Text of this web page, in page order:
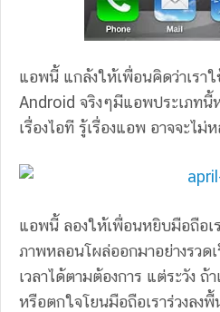
แอพนี้ แกล้งให้เพื่อนคิดว่าเรา
Android จริงๆมีแอพประเภท
เรื่องไอที รู้เรื่องแอพ อาจจะไม่ห
แอพนี้ ลองให้เพื่อนหยิบมือถือเ
ภาพหลอนโผล่ออกมาอย่างรวด
เวลาได้ตามต้องการ แต่ระวัง
หรือตกใจโยนมือถือเราร่วงลง